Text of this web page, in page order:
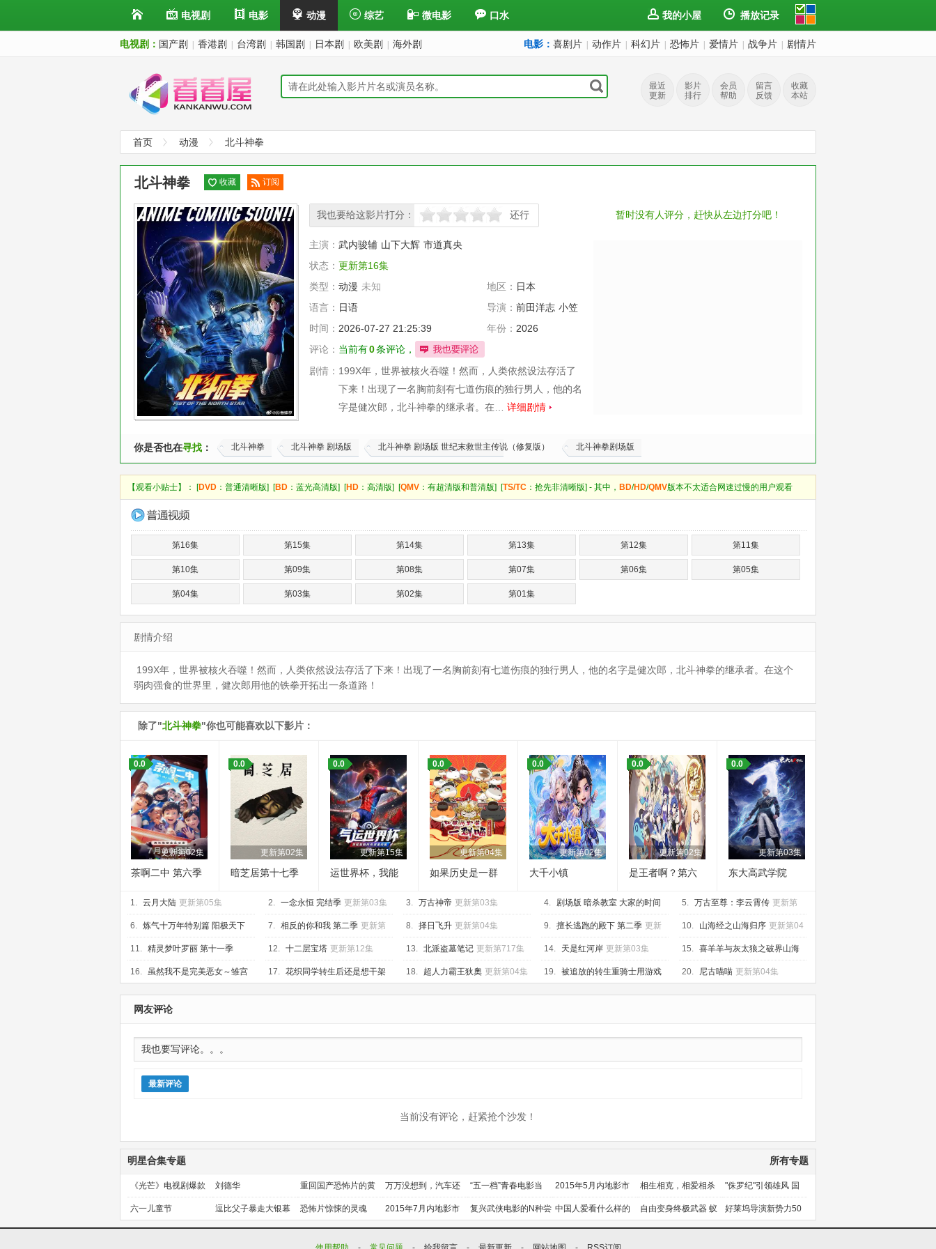
电视剧 电影 动漫 综艺 微电影 口水 我的小屋 播放记录
电视剧： 国产剧 香港剧 台湾剧 韩国剧 日本剧 欧美剧 海外剧 电影： 喜剧片 动作片 科幻片 恐怖片 爱情片 战争片 剧情片
最近
更新
影片
排行
会员
帮助
留言
反馈
收藏
本站
首页 动漫 北斗神拳
暂时没有人评分，赶快从左边打分吧！
北斗神拳 收藏
订阅
阅
我也要给这影片打分：
很差较差 还行推荐 力荐 还行
主演： 武内骏辅 山下大辉 市道真央
状态： 更新第16集
类型： 动漫 未知 地区： 日本
语言： 日语 导演： 前田洋志 小笠
原一馬
时间： 2026-07-27 21:25:39 年份： 2026
评论： 当前有0条评论，
剧情： 199X年，世界被核火吞噬！然而，人类依然设法存活了
下来！出现了一名胸前刻有七道伤痕的独行男人，他的名
字是健次郎，北斗神拳的继承者。在… 详细剧情
你是否也在寻找 ： 北斗神拳 北斗神拳 剧场版 北斗神拳 剧场版 世纪末救世主传说（修复版） 北斗神拳剧场版
【观看小贴士】： [DVD ：普通清晰版] [BD ：蓝光高清版] [HD ：高清版] [QMV ：有超清版和普清版] [TS/TC ：抢先非清晰版] - 其中， BD/HD/QMV版本不太适合网速过慢的用户观看
第16集 第15集 第14集 第13集 第12集 第11集
第10集 第09集 第08集 第07集 第06集 第05集
第04集 第03集 第02集 第01集
剧情介绍
199X年，世界被核火吞噬！然而，人类依然设法存活了下来！出现了一名胸前刻有七道伤痕的独行男人，他的名字是健次郎，北斗神拳的继承者。在这个
弱肉强食的世界里，健次郎用他的铁拳开拓出一条道路！
除了"北斗神拳"你也可能喜欢以下影片：
更新第02集
0.0
茶啊二中 第六季
更新第02集
0.0
暗芝居第十七季
更新第15集
0.0
运世界杯，我能
能
更新第04集
0.0
如果历史是一群
更新第02集
0.0
大千小镇
更新第02集
0.0
是王者啊？第六
更新第03集
0.0
东大高武学院
1. 云月大陆 更新第05集 2. 一念永恒 完结季 更新第03集 3. 万古神帝 更新第03集 4. 剧场版 暗杀教室 大家的时间
更新第01集
5. 万古至尊：李云霄传 更新第
05集
6. 炼气十万年特别篇 阳极天下
更新第01集
7. 相反的你和我 第二季 更新第
03集
8. 择日飞升 更新第04集 9. 擅长逃跑的殿下 第二季 更新
第02集
10. 山海经之山海归序 更新第04
集
11. 精灵梦叶罗丽 第十一季
（下） 更新第06集
12. 十二层宝塔 更新第12集 13. 北派盗墓笔记 更新第717集 14. 天是红河岸 更新第03集 15. 喜羊羊与灰太狼之破界山海
诀 更新第60集
16. 虽然我不是完美恶女～雏宫
蝶鼠替换传～ 更新第03集
17. 花织同学转生后还是想干架
更新第02集
18. 超人力霸王狄奧 更新第04集 19. 被追放的转生重骑士用游戏
知识开无双 更新第04集
20. 尼古喵喵 更新第04集
网友评论
最新评论
当前没有评论，赶紧抢个沙发！
所有专题
明星合集专题
《光芒》电视剧爆款
预定！
刘德华 重回国产恐怖片的黄
金时代
万万没想到，汽车还
能干这个？
“五一档”青春电影当
道
2015年5月内地影市
前瞻
相生相克，相爱相杀 "侏罗纪"引领雄风 国
产片下旬逆袭
六一儿童节 逗比父子暴走大银幕 恐怖片惊悚的灵魂 2015年7月内地影市
前瞻
复兴武侠电影的N种尝
试
中国人爱看什么样的
喜剧？
自由变身终极武器 蚁
人能力使用者大盘点
好莱坞导演新势力50
人上篇